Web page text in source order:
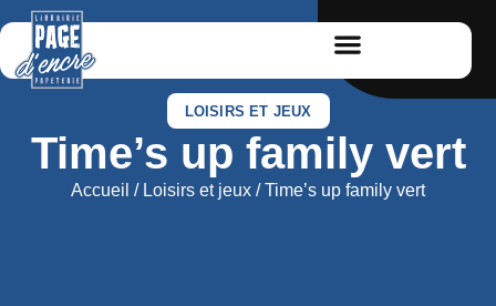
LOISIRS ET JEUX
Time’s up family vert
Accueil / Loisirs et jeux / Time’s up family vert